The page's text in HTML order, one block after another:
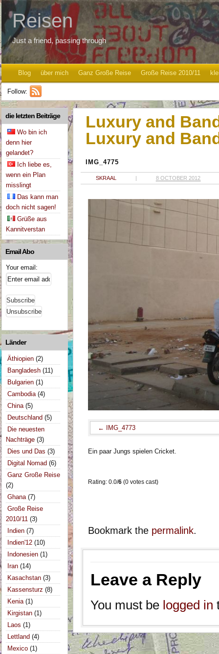
Reisen
Just a friend, passing through
Blog über mich Ganz Große Reise Große Reise 2010/11
Follow:
Luxury and
Luxury and
IMG_4775
SKRAAL | 8 OCTOBER 2012
IMG_4773
Ein paar Jungs spielen Cricket.
Rating: 0.0/6 (0 votes cast)
Bookmark the permalink.
Leave a Reply
You must be logged in
die letzten Beiträge
Wo bin ich
denn hier
gelandet?
Ich liebe es,
wenn ein Plan
misslingt
Das kann man
doch nicht sagen!
Grüße aus
Kannitverstan
Email Abo
Your email:
Länder
Äthiopien (2)
Bangladesh (11)
Bulgarien (1)
Cambodia (4)
China (5)
Deutschland (5)
Die neuesten
Nachträge (3)
Dies und Das (3)
Digital Nomad (6)
Ganz Große Reise
(2)
Ghana (7)
Große Reise
2010/11 (3)
Indien (7)
Indien'12 (10)
Indonesien (1)
Iran (14)
Kasachstan (3)
Kassensturz (8)
Kenia (1)
Kirgistan (1)
Laos (1)
Lettland (4)
Mexico (1)